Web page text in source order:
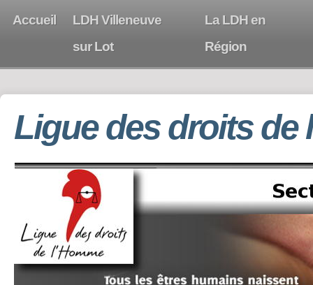
Accueil
LDH Villeneuve
sur Lot
La LDH en
Région
Ligue des droits de